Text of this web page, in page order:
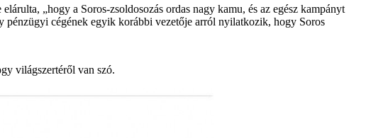
„hogy a Soros-zsoldosozás ordas nagy kamu, és az egész kampányt
pénzügyi cégének egyik korábbi vezetője arról nyilatkozik, hogy Soros
világszertéről van szó.